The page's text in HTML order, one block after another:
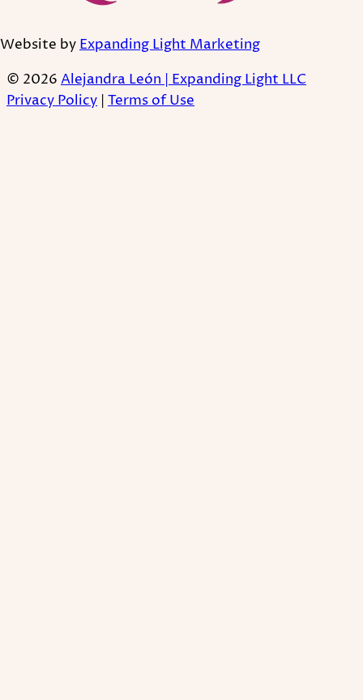
Website byExpanding Light Marketing
© 2026 Alejandra León | Expanding Light LLC
Privacy Policy Terms of Use